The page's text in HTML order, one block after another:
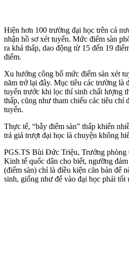
Hiện hơn 100 trường đại học trên cả
nhận hồ sơ xét tuyển. Mức điểm sàn
ra khá thấp, dao động từ 15 đến 19
điểm.
Xu hướng công bố mức điểm sàn xét
năm trở lại đây. Mục tiêu các trường là
tuyển trước khi lọc thí sinh chất lượng
thấp, cũng như tham chiếu các tiêu chí
tuyển.
Thực tế, “bẫy điểm sàn” thấp khiến
trả giá trượt đại học là chuyện không
PGS.TS Bùi Đức Triệu, Trưởng phòng
Kinh tế quốc dân cho biết, ngưỡng
(điểm sàn) chỉ là điều kiện căn bản để
sinh, giống như để vào đại học phải tốt